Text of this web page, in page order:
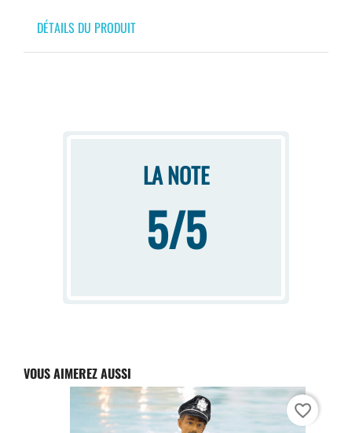
DÉTAILS DU PRODUIT
LA NOTE
5/5
VOUS AIMEREZ AUSSI
favorite_border